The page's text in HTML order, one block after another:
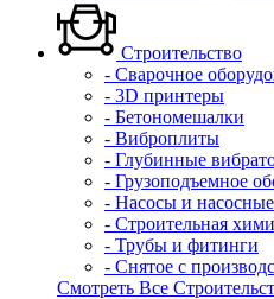
Строительство
- Сварочное
- 3D принтеры
- Бетономешалки
- Виброплиты
- Глубинные
- Грузоподъемное
- Насосы и
- Строительная
- Трубы и фитинги
- Снятое с
Смотреть Все